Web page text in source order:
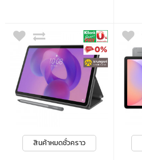
สินค้าหมดชั่วคราว